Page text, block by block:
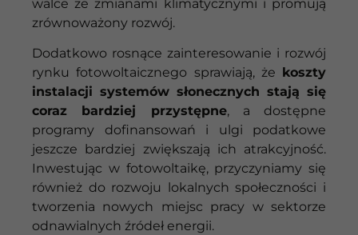
walce ze zmianami klimatycznymi i promują
zrównoważony rozwój.
Dodatkowo rosnące zainteresowanie i rozwój
rynku fotowoltaicznego sprawiają, że
koszty
instalacji systemów słonecznych stają się
coraz bardziej przystępne, a dostępne
programy dofinansowań i ulgi podatkowe
jeszcze bardziej zwiększają ich atrakcyjność.
Inwestując w fotowoltaikę, przyczyniamy się
również do rozwoju lokalnych społeczności i
tworzenia nowych miejsc pracy w sektorze
odnawialnych źródeł energii.